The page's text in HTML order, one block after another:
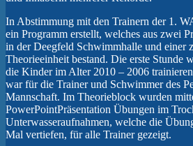
In Abstimmung mit den Trainern der 1.
ein Programm erstellt, welches aus zwei
in der Deegfeld Schwimmhalle und einer
Theorieeinheit bestand. Die erste Stunde
die Kinder im Alter 2010 – 2006
war für die Trainer und Schwimmer des
Mannschaft. Im Theorieblock wurden
PowerPointPräsentation Übungen im
Unterwasseraufnahmen, welche die
Mal vertiefen, für alle Trainer gezeigt.